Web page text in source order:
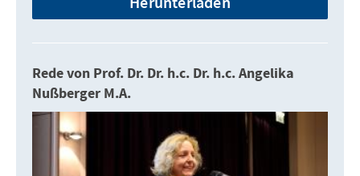
Rede von Prof. Dr. Dr. h.c. Dr. h.c. Angelika
Nußberger M.A.